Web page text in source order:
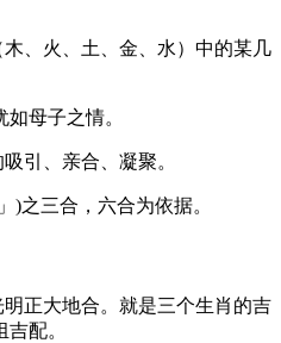
、⽕、⼟、⾦、⽔）中的某⼏
⺟⼦之情。
引、亲合、凝聚。
)之三合，六合为依据。
明正⼤地合。就是三个⽣肖的吉
配。